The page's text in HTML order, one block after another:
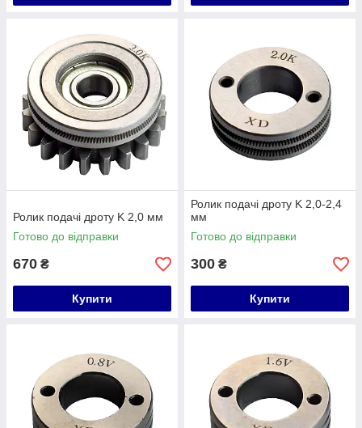
Ролик подачі дроту K 2,0 мм
Готово до відправки
670 ₴
Купити
Ролик подачі дроту K 2,0-2,4
мм
Готово до відправки
300 ₴
Купити